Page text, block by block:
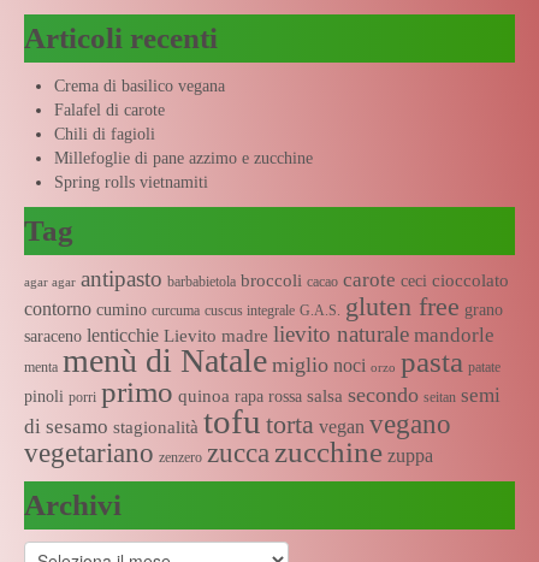
Articoli recenti
Crema di basilico vegana
Falafel di carote
Chili di fagioli
Millefoglie di pane azzimo e zucchine
Spring rolls vietnamiti
Tag
agar agar antipasto barbabietola broccoli cacao carote ceci cioccolato
contorno cumino curcuma cuscus integrale G.A.S. gluten free grano
saraceno lenticchie Lievito madre lievito naturale mandorle
menta menù di Natale miglio noci orzo pasta patate
pinoli porri primo quinoa rapa rossa salsa secondo seitan semi
di sesamo stagionalità tofu torta vegan vegano
vegetariano zenzero zucca zucchine zuppa
Archivi
Archivi